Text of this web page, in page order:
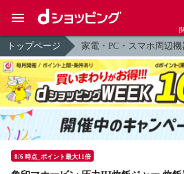
トップページ 家電・PC・スマホ周辺
8/6 時点_ポイント最大11倍